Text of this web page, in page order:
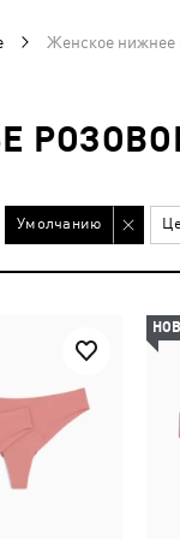
Женское нижнее
Умолчанию